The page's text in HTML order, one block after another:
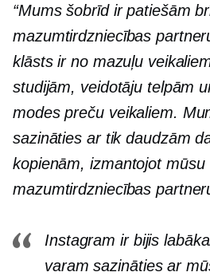
“Mums šobrīd ir patiešām
mazumtirdzniecības
klāsts ir no mazuļu
studijām, veidotāju telpām
modes preču veikaliem.
sazināties ar tik daudzām
kopienām, izmantojot mūsu
mazumtirdzniecības
Instagram ir bijis
varam sazināties ar